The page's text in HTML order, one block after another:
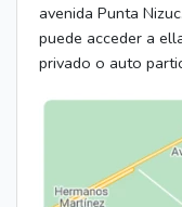
avenida Punta
puede acceder a
privado o auto